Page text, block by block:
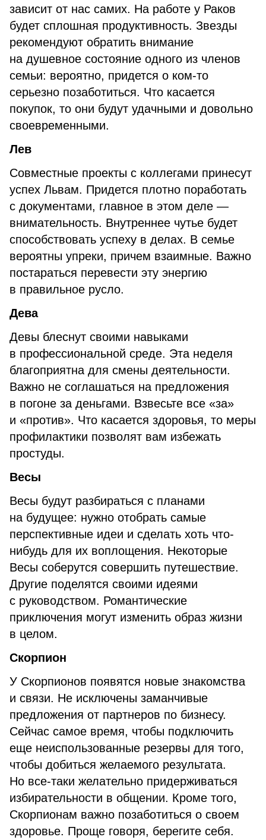
зависит от нас самих. На работе у Раков
будет сплошная продуктивность. Звезды
рекомендуют обратить внимание
на душевное состояние одного из членов
семьи: вероятно, придется о ком-то
серьезно позаботиться. Что касается
покупок, то они будут удачными и довольно
своевременными.
Лев
Совместные проекты с коллегами принесут
успех Львам. Придется плотно поработать
с документами, главное в этом деле —
внимательность. Внутреннее чутье будет
способствовать успеху в делах. В семье
вероятны упреки, причем взаимные. Важно
постараться перевести эту энергию
в правильное русло.
Дева
Девы блеснут своими навыками
в профессиональной среде. Эта неделя
благоприятна для смены деятельности.
Важно не соглашаться на предложения
в погоне за деньгами. Взвесьте все «за»
и «против». Что касается здоровья, то меры
профилактики позволят вам избежать
простуды.
Весы
Весы будут разбираться с планами
на будущее: нужно отобрать самые
перспективные идеи и сделать хоть что-
нибудь для их воплощения. Некоторые
Весы соберутся совершить путешествие.
Другие поделятся своими идеями
с руководством. Романтические
приключения могут изменить образ жизни
в целом.
Скорпион
У Скорпионов появятся новые знакомства
и связи. Не исключены заманчивые
предложения от партнеров по бизнесу.
Сейчас самое время, чтобы подключить
еще неиспользованные резервы для того,
чтобы добиться желаемого результата.
Но все-таки желательно придерживаться
избирательности в общении. Кроме того,
Скорпионам важно позаботиться о своем
здоровье. Проще говоря, берегите себя.